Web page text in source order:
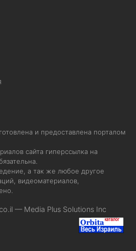
и предоставлена порталом
сайта гиперссылка на
а так же любое другое
видеоматериалов,
— Media Plus Solutions Inc